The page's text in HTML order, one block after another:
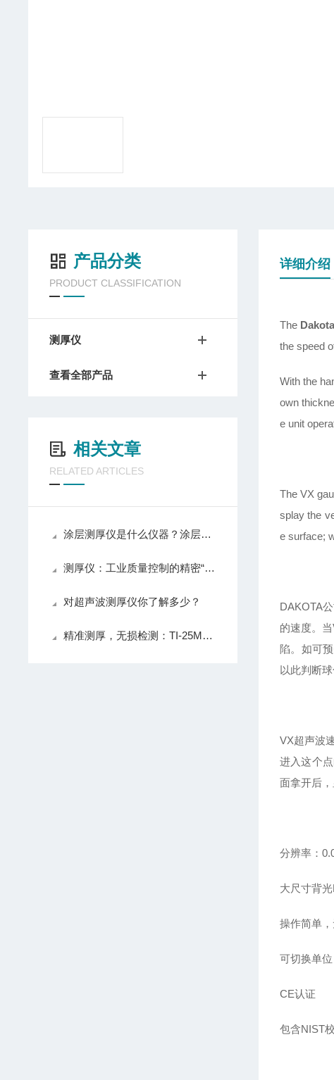
详细介绍
The
the speed
With the
own
e unit
The VX
splay the
e surface;
DAKOTA
的速度。
陷。如可
以此判断
VX超声波
进入这个
面拿开后
分辨率：
大尺寸背
操作简单，
可切换单
CE认证
包含NIST
产品分类
PRODUCT CLASSIFICATION
测厚仪
查看全部产品
相关文章
RELATED ARTICLES
涂层测厚仪是什么仪器？涂层测厚仪怎么使用
测厚仪：工业质量控制的精密“标尺”
对超声波测厚仪你了解多少？
精准测厚，无损检测：TI-25MX超声波测厚仪的技术特点与应用场景